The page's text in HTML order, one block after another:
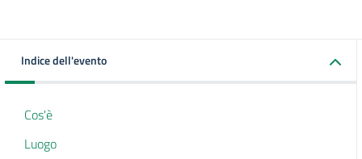
Indice dell'evento
Cos'è
Luogo